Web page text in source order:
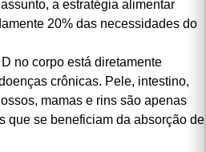
Entretanto, de acordo com
a estratégia alimentar
20% das necessidades do
no corpo está diretamente
crônicas. Pele, intestino,
mamas e rins são apenas